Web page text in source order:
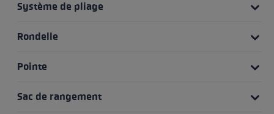
Système de pliage
Rondelle
Pointe
Sac de rangement